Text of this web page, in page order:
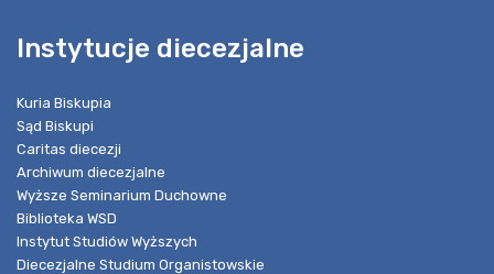
Instytucje diecezjalne
Kuria Biskupia
Sąd Biskupi
Caritas diecezji
Archiwum diecezjalne
Wyższe Seminarium Duchowne
Biblioteka WSD
Instytut Studiów Wyższych
Diecezjalne Studium Organistowskie